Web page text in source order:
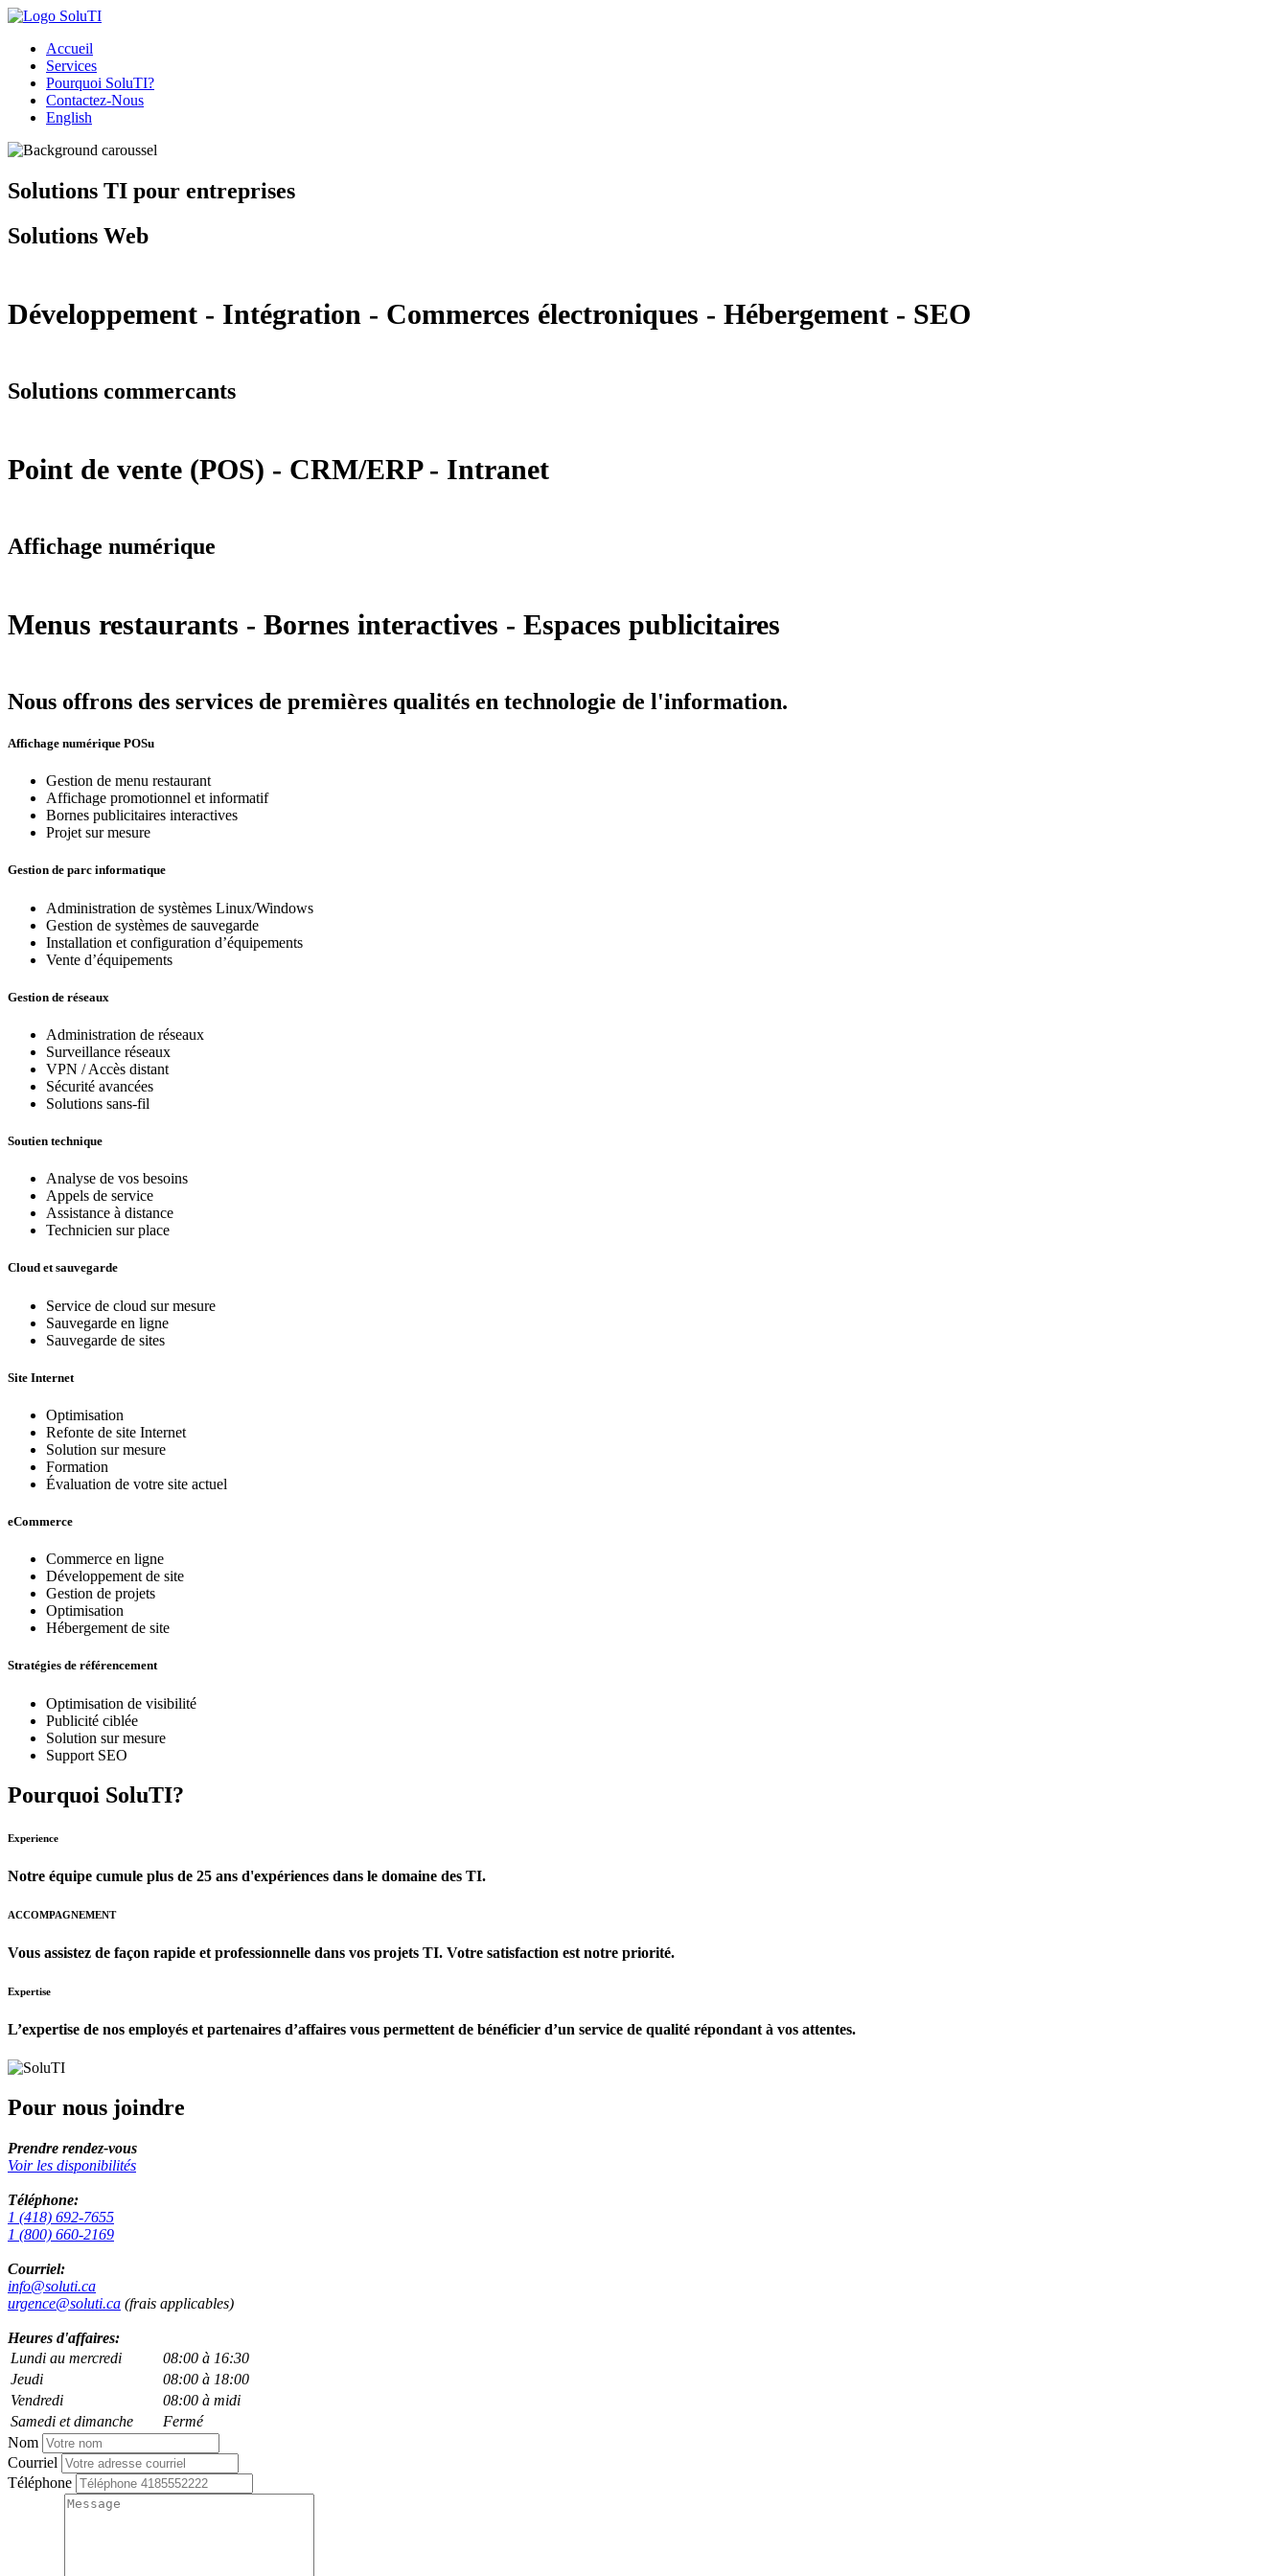
Accueil
Services
Pourquoi SoluTI?
Contactez-Nous
English
Solutions TI pour entreprises
Solutions Web
Développement - Intégration - Commerces électroniques - Hébergement - SEO
Solutions commercants
Point de vente (POS) - CRM/ERP - Intranet
Affichage numérique
Menus restaurants - Bornes interactives - Espaces publicitaires
Nous offrons des services de premières qualités en technologie de l'information.
Affichage numérique POSu
Gestion de menu restaurant
Affichage promotionnel et informatif
Bornes publicitaires interactives
Projet sur mesure
Gestion de parc informatique
Administration de systèmes Linux/Windows
Gestion de systèmes de sauvegarde
Installation et configuration d’équipements
Vente d’équipements
Gestion de réseaux
Administration de réseaux
Surveillance réseaux
VPN / Accès distant
Sécurité avancées
Solutions sans-fil
Soutien technique
Analyse de vos besoins
Appels de service
Assistance à distance
Technicien sur place
Cloud et sauvegarde
Service de cloud sur mesure
Sauvegarde en ligne
Sauvegarde de sites
Site Internet
Optimisation
Refonte de site Internet
Solution sur mesure
Formation
Évaluation de votre site actuel
eCommerce
Commerce en ligne
Développement de site
Gestion de projets
Optimisation
Hébergement de site
Stratégies de référencement
Optimisation de visibilité
Publicité ciblée
Solution sur mesure
Support SEO
Pourquoi SoluTI?
Experience
Notre équipe cumule plus de 25 ans d'expériences dans le domaine des TI.
ACCOMPAGNEMENT
Vous assistez de façon rapide et professionnelle dans vos projets TI. Votre satisfaction est notre priorité.
Expertise
L’expertise de nos employés et partenaires d’affaires vous permettent de bénéficier d’un service de qualité répondant à vos attentes.
Pour nous joindre
Prendre rendez-vous
Voir les disponibilités
Téléphone:
1 (418) 692-7655
1 (800) 660-2169
Courriel:
info@soluti.ca
urgence@soluti.ca (frais applicables)
Heures d'affaires:
Lundi au mercredi
08:00 à 16:30
Jeudi
08:00 à 18:00
Vendredi
08:00 à midi
Samedi et dimanche
Fermé
Nom
Courriel
Téléphone